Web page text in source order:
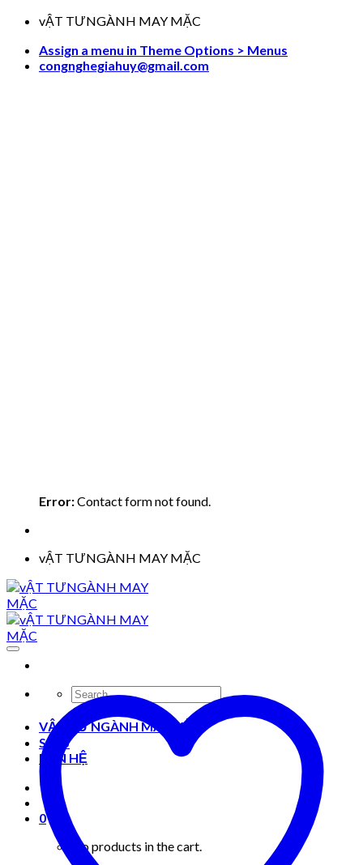
Skip
content
vẬT TƯNGÀNH MAY MẶC
Assign a menu in Theme Options > Menus
congnghegiahuy@gmail.com
Error:Contact form not found.
vẬT TƯNGÀNH MAY MẶC
Search
for:
VẬT TƯ NGÀNH MAY MẶC
Shop
LIÊN HỆ
0
No products in the cart.